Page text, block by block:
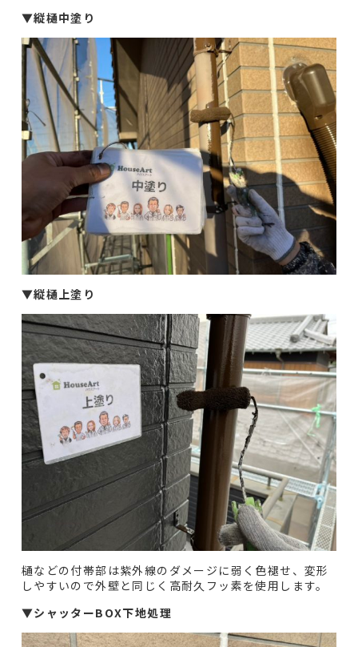
▼縦樋中塗り
▼縦樋上塗り
樋などの付帯部は紫外線のダメージに弱く色褪せ、変形
しやすいので外壁と同じく高耐久フッ素を使用します。
▼シャッターBOX下地処理